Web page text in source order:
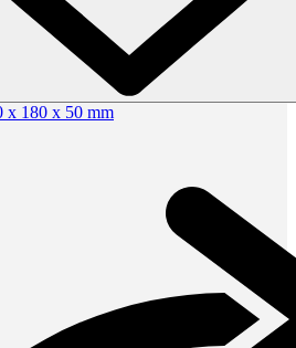
x 180 x 50 mm